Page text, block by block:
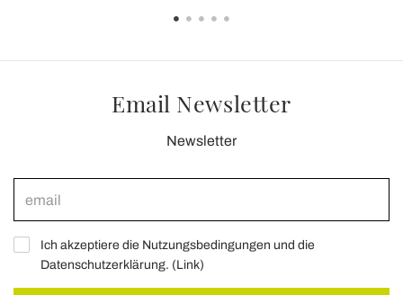
Email Newsletter
Newsletter
Ich akzeptiere die Nutzungsbedingungen und die
Datenschutzerklärung. (Link)